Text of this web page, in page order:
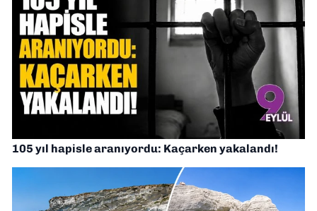
105 yıl hapisle aranıyordu: Kaçarken yakalandı!